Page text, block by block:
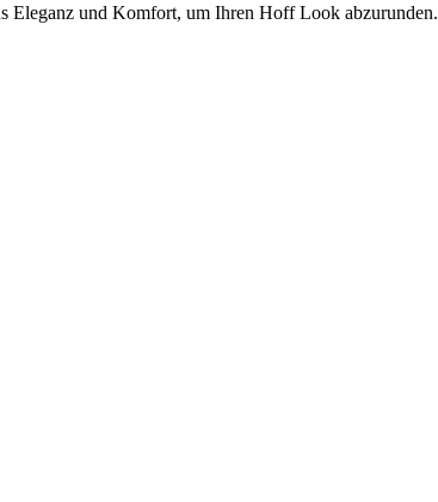
Eleganz und Komfort, um Ihren Hoff Look abzurunden.